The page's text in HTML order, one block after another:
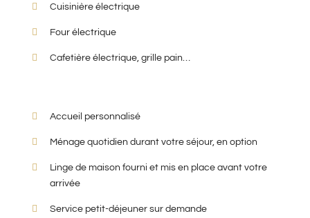
Cuisinière électrique
Four électrique
Cafetière électrique, grille pain…
Accueil personnalisé
Ménage quotidien durant votre séjour, en option
Linge de maison fourni et mis en place avant votre
arrivée
Service petit-déjeuner sur demande